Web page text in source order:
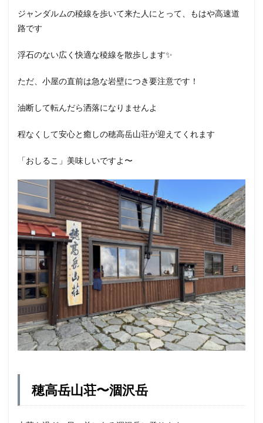
ジャンダルムの稜線を歩いて来た人にとって、もはや高速道
路です
浮石のない広く快適な稜線を散歩します✨
ただ、小屋の直前は急な岩壁につき要注意です！
油断して転んだら洒落になりませんよ
程なくして安心と癒しの穂高岳山荘が迎えてくれます
「おしるこ」美味しいですよ〜
穂高岳山荘〜涸沢岳